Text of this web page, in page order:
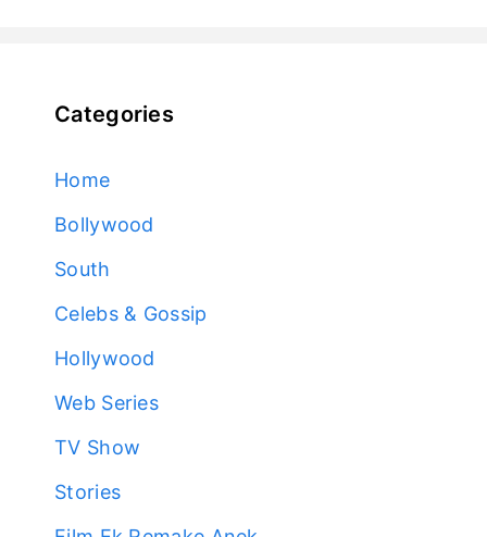
Categories
Home
Bollywood
South
Celebs & Gossip
Hollywood
Web Series
TV Show
Stories